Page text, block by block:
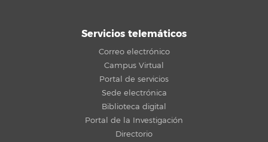
Servicios telemáticos
Correo electrónico
Campus Virtual
Portal de servicios
Sede electrónica
Biblioteca digital
Portal de la Investigación
Directorio